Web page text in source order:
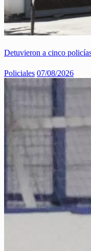
Detuvieron a cinco
Policiales 07/08/2026